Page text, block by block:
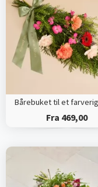
Fra 469,00